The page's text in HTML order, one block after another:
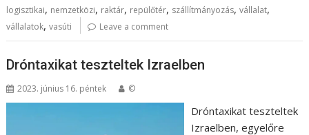
logisztikai, nemzetközi, raktár, repülőtér, szállítmányozás,vállalat,
vállalatok,vasúti Leave a comment
Dróntaxikat teszteltek Izraelben
2023. június 16. péntek ©
Dróntaxikat teszteltek
Izraelben, egyelőre